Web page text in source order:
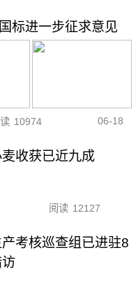
标进一步征求意见
10974 06-18
收获已近九成
阅读 12127
考核巡查组已进驻8